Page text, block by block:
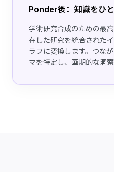
Ponder後：知識をひ
学術研究合成のための最
在した研究を統合された
ラフに変換します。つな
マを特定し、画期的な洞